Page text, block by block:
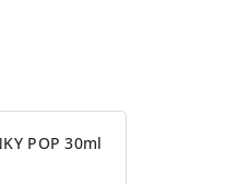
POP 30ml